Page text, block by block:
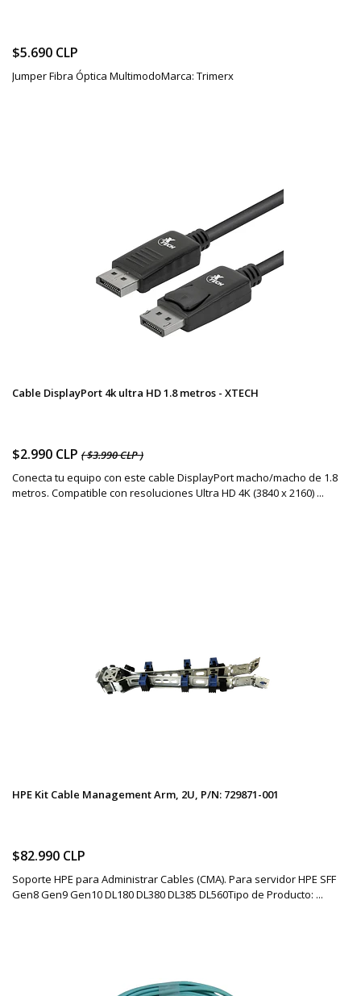
$5.690 CLP
Jumper Fibra Óptica MultimodoMarca: Trimerx
Cable DisplayPort 4k ultra HD 1.8 metros - XTECH
$2.990 CLP ( $3.990 CLP )
Conecta tu equipo con este cable DisplayPort macho/macho de 1.8
metros. Compatible con resoluciones Ultra HD 4K (3840 x 2160) ...
HPE Kit Cable Management Arm, 2U, P/N: 729871-001
$82.990 CLP
Soporte HPE para Administrar Cables (CMA). Para servidor HPE SFF
Gen8 Gen9 Gen10 DL180 DL380 DL385 DL560Tipo de Producto: ...